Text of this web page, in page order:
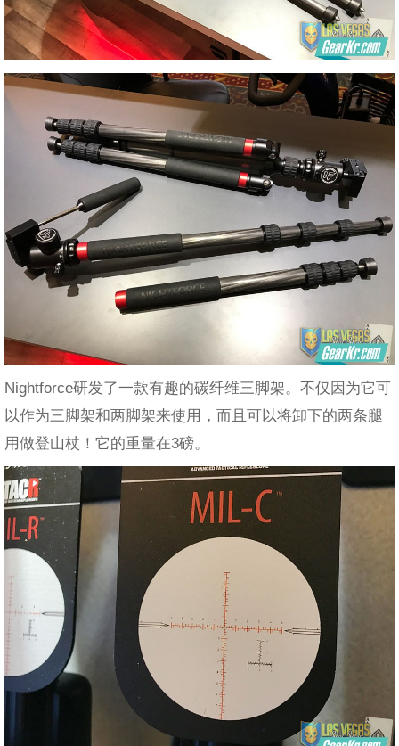
Nightforce研发了一款有趣的碳纤维三脚架。不仅因为它可
以作为三脚架和两脚架来使用，而且可以将卸下的两条腿
用做登山杖！它的重量在3磅。